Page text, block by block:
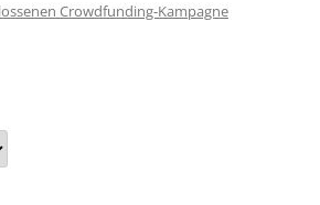
Crowdfunding-Kampagne